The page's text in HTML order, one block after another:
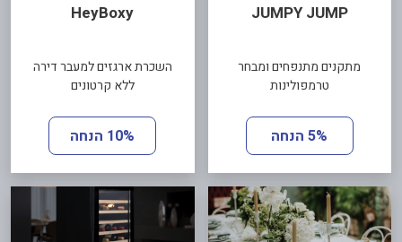
JUMPY JUMP
מתקנים מתנפחים ומבחר
טרמפולינות
5% הנחה
HeyBoxy
השכרת ארגזים למעבר דירה
ללא קרטונים
10% הנחה